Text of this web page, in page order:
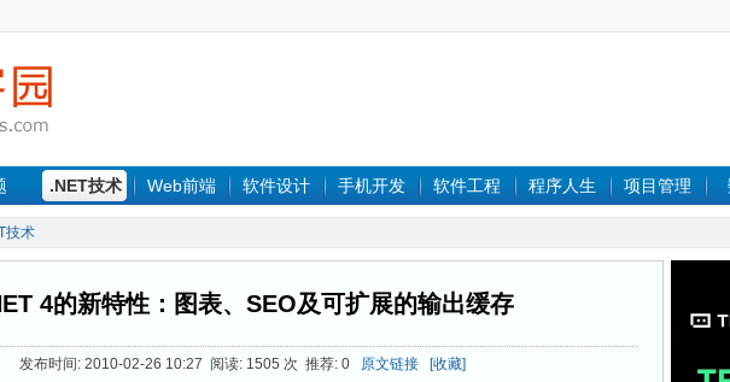
.NET技术 Web前端 软件设计 手机开发 软件工程 程序人生 项目管理
技术
4的新特性：图表、SEO及可扩展的输出缓存
发布时间: 2010-02-26 10:27 阅读: 1505 次 推荐: 0 原文链接 [收藏]